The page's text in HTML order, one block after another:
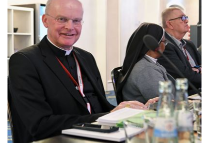
springen
(Accesskey
Zur
Suche
springen
(Accesskey
'2')